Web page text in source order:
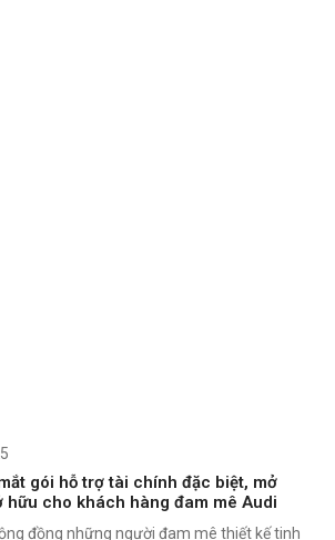
gói hỗ trợ tài chính đặc biệt, mở
hữu cho khách hàng đam mê Audi
đồng những người đam mê thiết kế tinh